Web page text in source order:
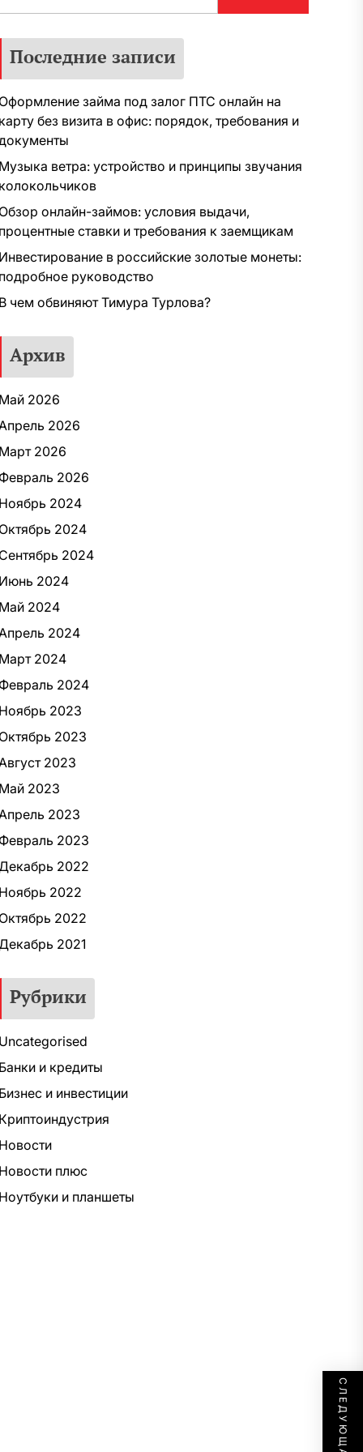
Последние записи
Оформление займа под залог ПТС онлайн на
карту без визита в офис: порядок, требования и
Музыка ветра: устройство и принципы звучания
колокольчиков
Обзор онлайн-займов: условия выдачи,
процентные ставки и требования к заемщикам
Инвестирование в российские золотые монеты:
подробное руководство
В чем обвиняют Тимура Турлова?
Архив
Май 2026
2026
Март 2026
Февраль 2026
Ноябрь 2024
Октябрь 2024
Сентябрь 2024
Июнь 2024
Май 2024
2024
Март 2024
Февраль 2024
Ноябрь 2023
Октябрь 2023
2023
Май 2023
2023
Февраль 2023
2022
Ноябрь 2022
Октябрь 2022
2021
Рубрики
Uncategorised
Банки и кредиты
Бизнес и инвестиции
Криптоиндустрия
Новости
Новости плюс
Ноутбуки и планшеты